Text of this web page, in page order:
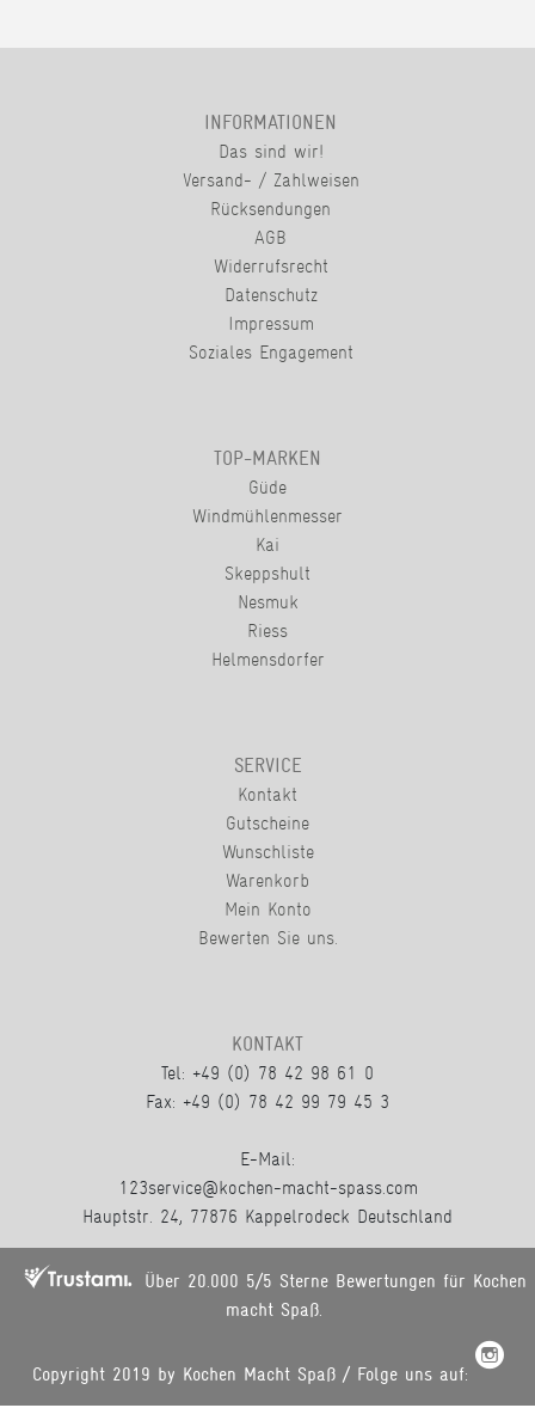
INFORMATIONEN
Das sind wir!
Versand- / Zahlweisen
Rücksendungen
AGB
Widerrufsrecht
Datenschutz
Impressum
Soziales Engagement
TOP-MARKEN
Güde
Windmühlenmesser
Kai
Skeppshult
Nesmuk
Riess
Helmensdorfer
SERVICE
Kontakt
Gutscheine
Wunschliste
Warenkorb
Mein Konto
Bewerten Sie uns.
KONTAKT
Tel: +49 (0) 78 42 98 61 0
Fax: +49 (0) 78 42 99 79 45 3
E-Mail:
123service@kochen-macht-spass.com
Hauptstr. 24, 77876 Kappelrodeck Deutschland
Über 20.000 5/5 Sterne Bewertungen für Kochen
macht Spaß.
Copyright 2019 by Kochen Macht Spaß / Folge uns auf: